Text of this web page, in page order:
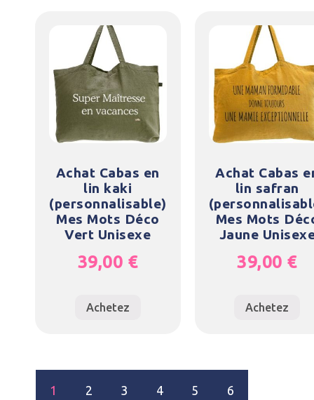
Achat Cabas en
lin kaki
(personnalisable)
Mes Mots Déco
Vert Unisexe
39,00 €
Achetez
Achat Cabas
lin safran
Mes Mots
Jaune
39,00 €
Achetez
1 2 3 4 5 6